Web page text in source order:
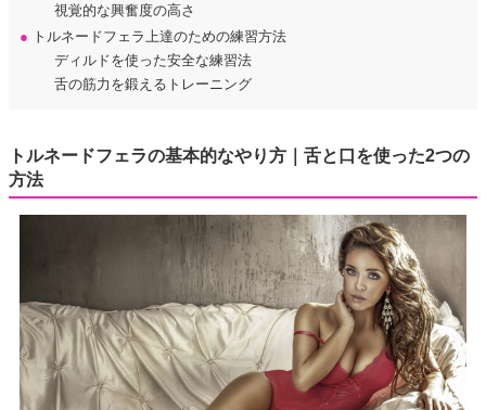
視覚的な興奮度の高さ
● トルネードフェラ上達のための練習方法
ディルドを使った安全な練習法
舌の筋力を鍛えるトレーニング
トルネードフェラの基本的なやり方｜舌と口を使った2つの
方法